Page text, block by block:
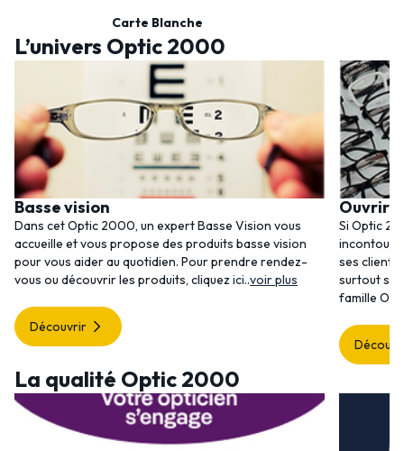
Carte Blanche
L’univers Optic 2000
Basse vision
Dans cet Optic 2000, un expert Basse Vision vous
accueille et vous propose des produits basse vision
pour vous aider au quotidien. Pour prendre rendez-
vous ou découvrir les produits, cliquez ici..voir plus
Découvrir
Ouvrir
Si Optic
ses
surtout
famille
La qualité Optic 2000